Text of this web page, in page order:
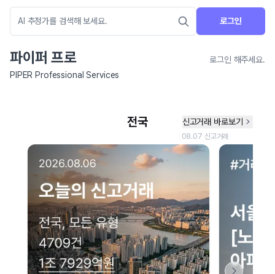
로그인
파이퍼 프로
로그인 해주세요.
PIPER Professional Services
네이버 지도 연결 안내
현재 네이버 지도 연결이 원활하지 않아 지도를 불러올 수 없습니다.